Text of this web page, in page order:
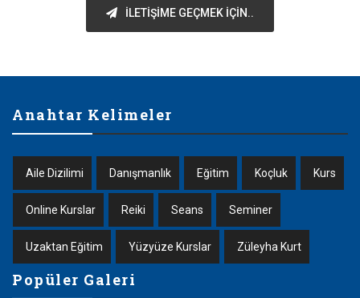
İLETIŞIME GEÇMEK IÇIN..
Anahtar Kelimeler
Aile Dizilimi Danışmanlık Eğitim Koçluk Kurs
Online Kurslar Reiki Seans Seminer
Uzaktan Eğitim Yüzyüze Kurslar Züleyha Kurt
Popüler Galeri